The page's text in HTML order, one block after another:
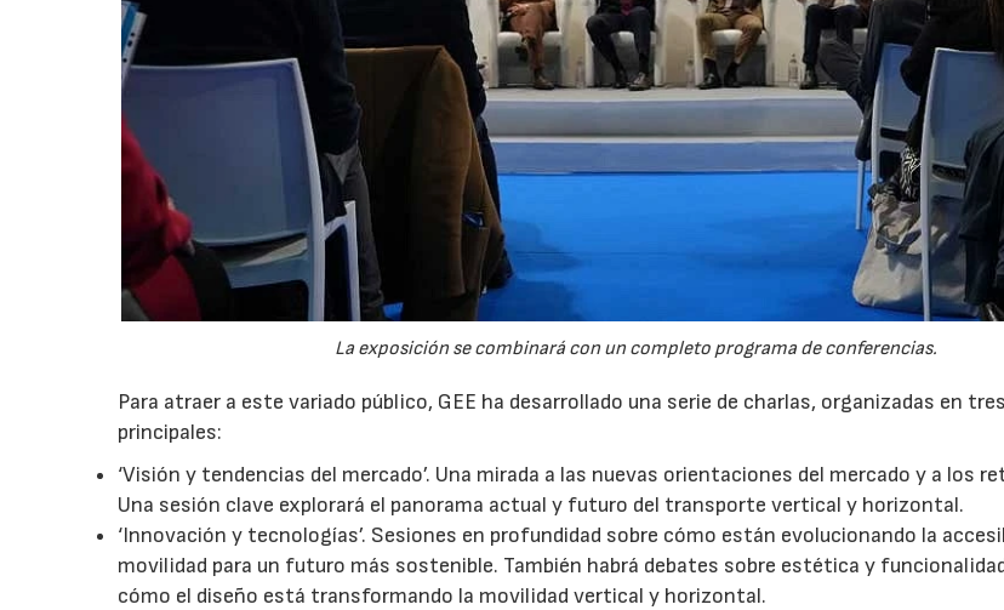
La exposición se combinará con un completo programa de conferencias.
Para atraer a este variado público, GEE ha desarrollado una serie de charlas, organizadas en
principales:
‘Visión y tendencias del mercado’. Una mirada a las nuevas orientaciones del mercado y a los
Una sesión clave explorará el panorama actual y futuro del transporte vertical y horizontal.
‘Innovación y tecnologías’. Sesiones en profundidad sobre cómo están evolucionando la
movilidad para un futuro más sostenible. También habrá debates sobre estética y
cómo el diseño está transformando la movilidad vertical y horizontal.